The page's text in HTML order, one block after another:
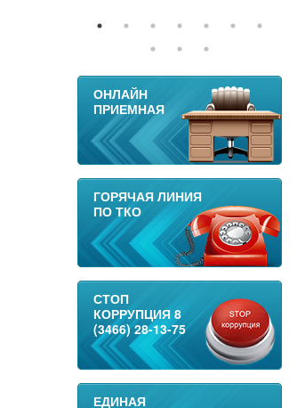
11
ОНЛАЙН
ПРИЕМНАЯ
ГОРЯЧАЯ ЛИНИЯ
ПО ТКО
СТОП
КОРРУПЦИЯ 8
(3466) 28-13-75
ЕДИНАЯ